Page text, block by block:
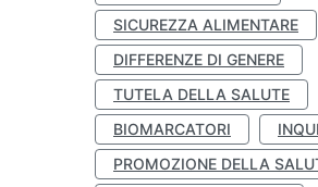
SICUREZZA ALIMENTARE
DIFFERENZE DI GENERE
TUTELA DELLA SALUTE
BIOMARCATORI
PROMOZIONE DELLA